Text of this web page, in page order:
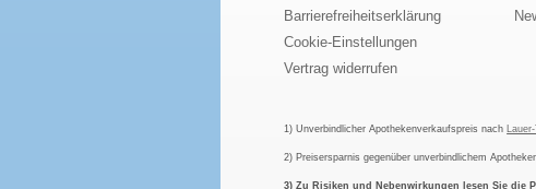
Barrierefreiheitserklärung
Cookie-Einstellungen
Vertrag widerrufen
1) Unverbindlicher Apothekenverkaufspreis nach
2) Preisersparnis gegenüber unverbindlichem
3) Zu Risiken und Nebenwirkungen lesen Sie die